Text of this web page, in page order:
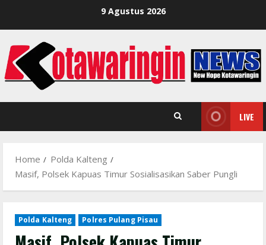
9 Agustus 2026
LIVE
Home
Polda Kalteng
Masif, Polsek Kapuas Timur Sosialisasikan Saber Pungli
Polda Kalteng Polres Pulang Pisau